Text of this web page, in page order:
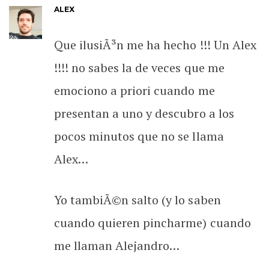
ALEX
Que ilusiÃ³n me ha hecho !!! Un Alex
!!!! no sabes la de veces que me
emociono a priori cuando me
presentan a uno y descubro a los
pocos minutos que no se llama
Alex…
Yo tambiÃ©n salto (y lo saben
cuando quieren pincharme) cuando
me llaman Alejandro…